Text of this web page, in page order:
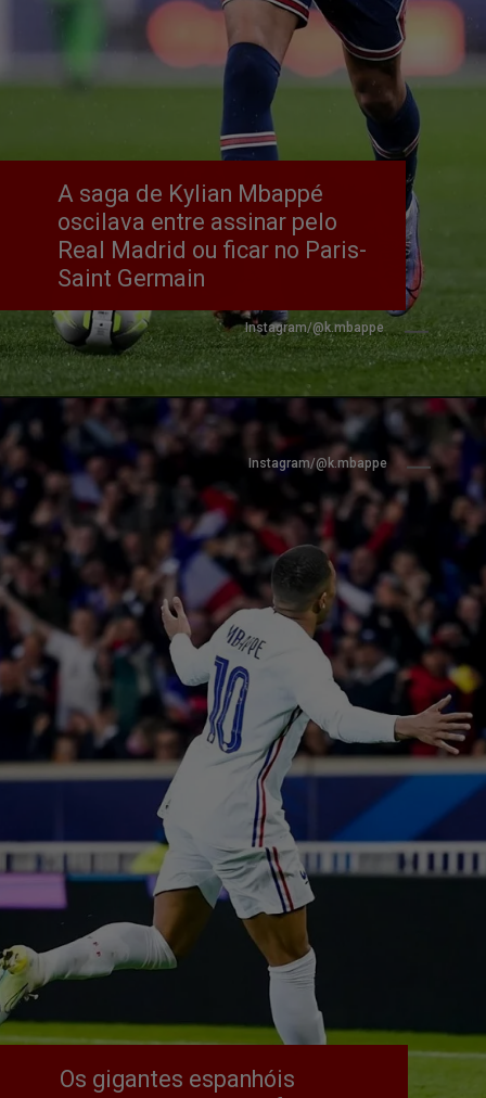
Instagram/@k.mbappe
A saga de Kylian Mbappé
oscilava entre assinar pelo
Real Madrid ou ficar no Paris-
Saint Germain
Os gigantes espanhóis
Instagram/@k.mbappe